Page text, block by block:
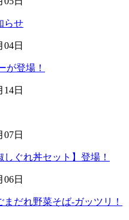
らせ
04日
が登場！
14日
07日
ぐれ丼セット】登場！
06日
だれ野菜そば-ガッツリ！